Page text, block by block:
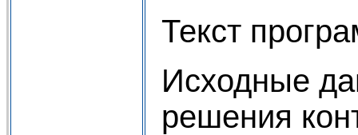
Текст
Исходные
решения